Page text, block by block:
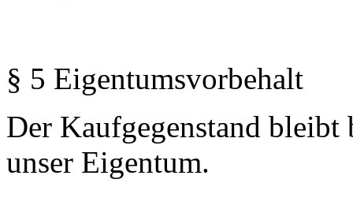
§ 5 Eigentumsvorbehalt
Der Kaufgegenstand
unser Eigentum.